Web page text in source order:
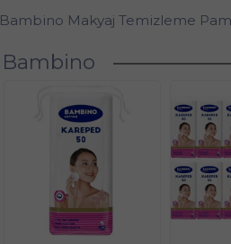
Bambino Makyaj Temizleme
Bambino